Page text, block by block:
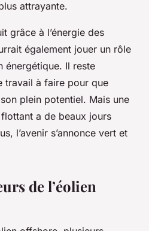
attrayante.
grâce à l’énergie des
également jouer un rôle
énergétique. Il reste
travail à faire pour que
plein potentiel. Mais une
a de beaux jours
l’avenir s’annonce vert et
de l’éolien